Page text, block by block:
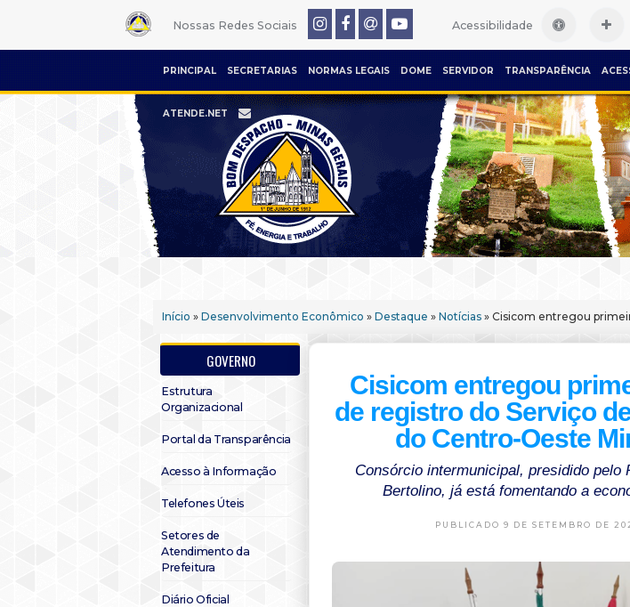
Nossas Redes Sociais Acessibilidade
PRINCIPAL SECRETARIAS NORMAS LEGAIS DOME SERVIDOR TRANSPARÊNCIA
ATENDE.NET
Início » Desenvolvimento Econômico » Destaque » Notícias » Cisicom entregou
GOVERNO
Estrutura
Organizacional
Portal da Transparência
Acesso à Informação
Telefones Úteis
Setores de
Atendimento da
Prefeitura
Diário Oficial
Cisicom entregou
de registro do Serviço
do Centro-Oeste
Consórcio intermunicipal, presidido pelo
Bertolino, já está fomentando a
PUBLICADO 9 DE SETEMBRO DE